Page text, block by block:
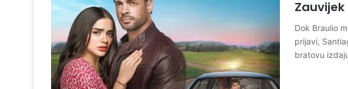
Dok Braulio
prijavi,
bratovu